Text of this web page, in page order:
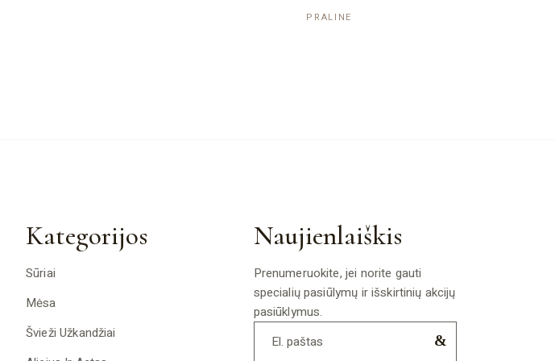
PRALINE
Kategorijos
Sūriai
Mėsa
Švieži Užkandžiai
Naujienlaiškis
Prenumeruokite, jei norite gauti
specialių pasiūlymų ir išskirtinių akcijų
pasiūklymus.